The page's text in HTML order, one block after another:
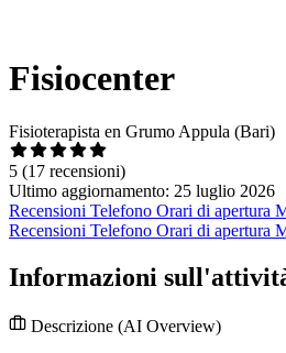
Fisiocenter
Fisioterapista en Grumo Appula (Bari)
5 (17 recensioni)
Ultimo aggiornamento: 25 luglio 2026
Recensioni Telefono Orari di apertura
Recensioni Telefono Orari di apertura
Informazioni
Descrizione (AI Overview)